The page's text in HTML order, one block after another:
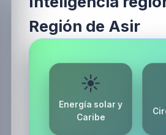
Región de Asir
☀️
Energía solar y
Caribe